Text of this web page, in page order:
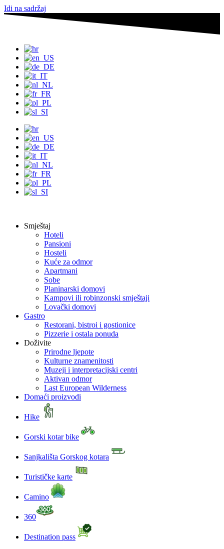
Idi na sadržaj
Smještaj
Hoteli
Pansioni
Hosteli
Kuće za odmor
Apartmani
Sobe
Planinarski domovi
Kampovi ili robinzonski smještaji
Lovački domovi
Gastro
Restorani, bistroi i gostionice
Pizzerie i ostala ponuda
Doživite
Prirodne ljepote
Kulturne znamenitosti
Muzeji i interpretacijski centri
Aktivan odmor
Last European Wilderness
Domaći proizvodi
Hike
Gorski kotar bike
Sanjkališta Gorskog kotara
Turističke karte
Camino
360
Destination pass